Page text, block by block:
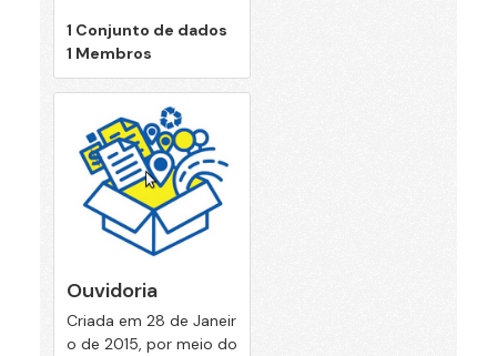
1 Conjunto de dados
1 Membros
Ouvidoria
Criada em 28 de Janeir
o de 2015, por meio do